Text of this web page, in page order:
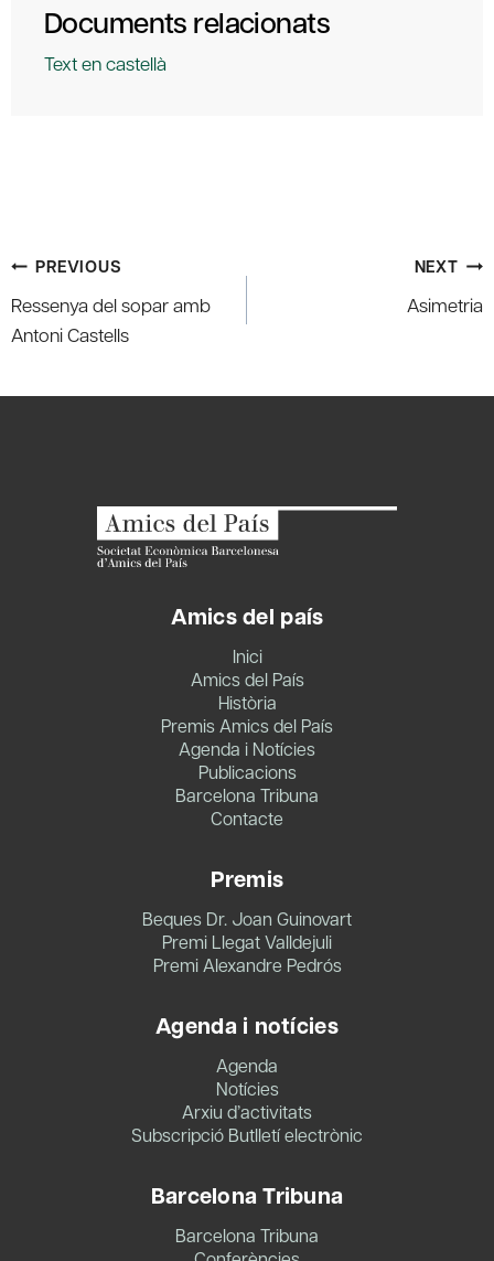
Documents relacionats
Text en castellà
Post
navigation
PREVIOUS
Ressenya del sopar amb
Antoni Castells
NEXT
Asimetria
Amics del país
Inici
Amics del País
Història
Premis Amics del País
Agenda i Notícies
Publicacions
Barcelona Tribuna
Contacte
Premis
Beques Dr. Joan Guinovart
Premi Llegat Valldejuli
Premi Alexandre Pedrós
Agenda i notícies
Agenda
Notícies
Arxiu d’activitats
Subscripció Butlletí electrònic
Barcelona Tribuna
Barcelona Tribuna